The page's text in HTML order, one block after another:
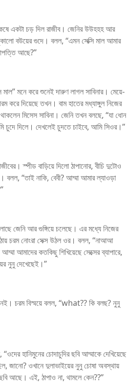
কষে একটা চড় দিল রাজীব। জেনির উউহহহ আর
বউয়ের গুদে। বলল, “এমন সেক্সি মাল আমার
আছে?”
মাল” মনে করে শুনেই দারুণ লাগল সাবিনার। মেয়ে-
করে দিয়েছে তখন। বাম হাতের মধ্যাঙ্গুল নিজের
মিসেস সাবিনা। জেনি তখন বলছে, “যা ধোন
চুদে দিলে। দেখলেই চুদতে চাইবে, আমি সিওর।”
স্পীড বাড়িয়ে দিলো ঠাপানোর, বীচি দুটোও
“তাই নাকি, বেবী? আম্মা আমার ল্যাওড়া
জেনি আর গুঙ্গিয়ে চলেছে। এর মধ্যে নিজের
চরম নোংরা সেক্স উঠল ওর। বলল, “নাআআ
আমাদের কতকিছু শিখিয়েছে সেক্সের ব্যাপারে,
নুনু দেখেছেই।”
চরম বিস্ময়ে বলল, “what?? কি বলছ? নুনু
“ওদের হানিমুনের চোদাচুদির ছবি আম্মাকে দেখিয়েছে
জানো? ওখানে দুলাভাইয়ের নুনু চোষা অবস্থায়
আছে। এই, ঠাপাও না, থামলে কেন??”